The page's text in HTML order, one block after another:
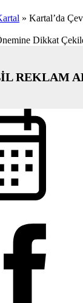
» Kartal’da
REKLAM